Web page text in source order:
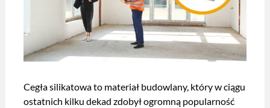
Cegła silikatowa to materiał budowlany, który w ciągu
ostatnich kilku dekad zdobył ogromną popularność